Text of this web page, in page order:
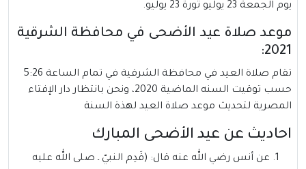
يوم الجمعة 23 يوليو ثورة 23 يوليو.
موعد صلاة عيد الأضحى في محافظة الشرقية
2021:
تقام صلاة العيد في محافظة الشرقية في تمام الساعة 5:26
حسب توقيت السنه الماضية 2020، ونحن بانتظار دار الإفتاء
المصرية لتحديث موعد صلاة العيد لهذة السنة
احاديث عن عيد الأضحى المبارك
عن أنس رضي الله عنه قال: (قَدِم النبيّ ـ صلى الله عليه